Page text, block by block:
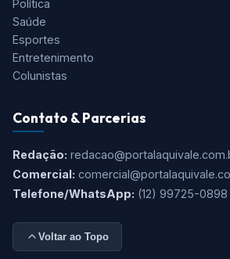
Cidades
São José dos Campos
Caçapava
Litoral
Editorias
Polícia